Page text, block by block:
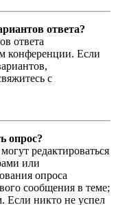
ответа?
ответа
конференции. Если
с
опрос?
редактироваться
или
опроса
сообщения в теме;
Если никто не успел